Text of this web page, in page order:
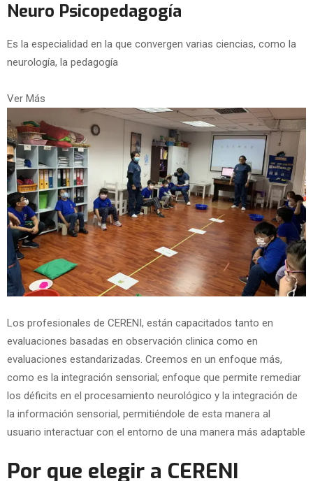
Neuro Psicopedagogía
Es la especialidad en la que convergen varias ciencias, como la
neurología, la pedagogía
Ver Más
Los profesionales de CERENI, están capacitados tanto en
evaluaciones basadas en observación clinica como en
evaluaciones estandarizadas. Creemos en un enfoque más,
como es la integración sensorial; enfoque que permite remediar
los déficits en el procesamiento neurológico y la integración de
la información sensorial, permitiéndole de esta manera al
usuario interactuar con el entorno de una manera más adaptable
Por que elegir a CERENI